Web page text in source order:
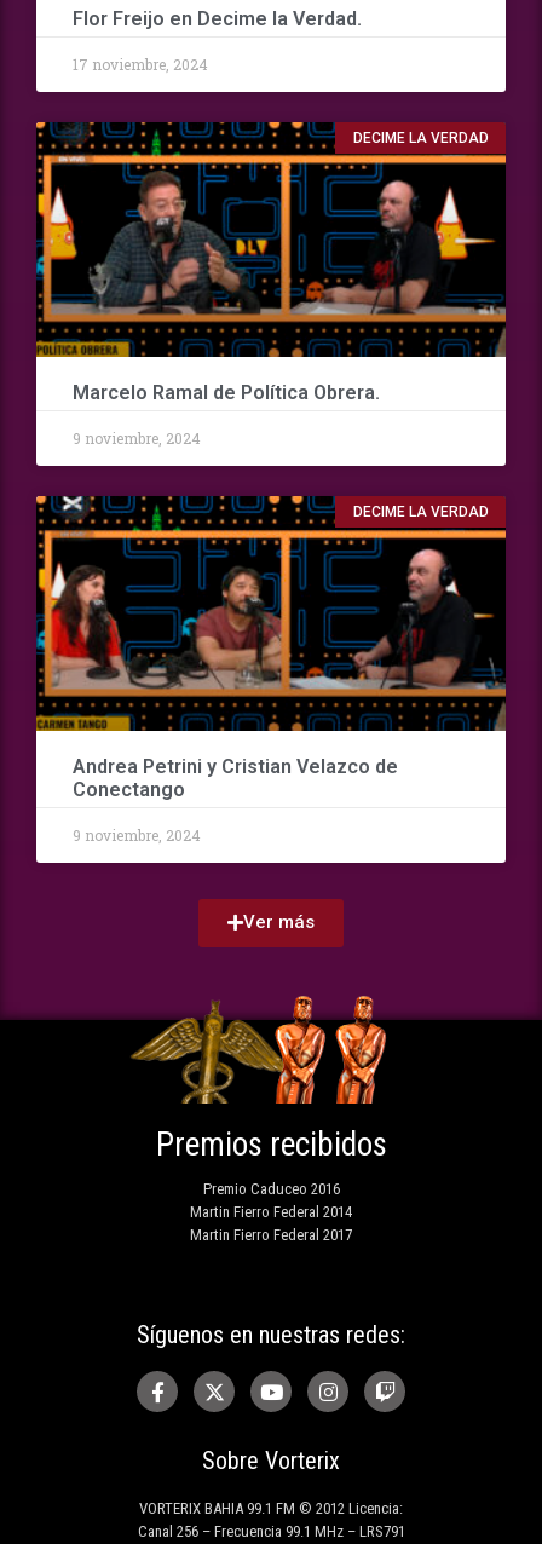
Flor Freijo en Decime la Verdad.
17 noviembre, 2024
DECIME LA VERDAD
Marcelo Ramal de Política Obrera.
9 noviembre, 2024
DECIME LA VERDAD
Andrea Petrini y Cristian Velazco de
Conectango
9 noviembre, 2024
Ver más
Sobre Vorterix
VORTERIX BAHIA 99.1 FM © 2012 Licencia:
Canal 256 – Frecuencia 99.1 MHz – LRS791
Síguenos en nuestras redes:
Premios recibidos
Premio Caduceo 2016
Martin Fierro Federal 2014
Martin Fierro Federal 2017